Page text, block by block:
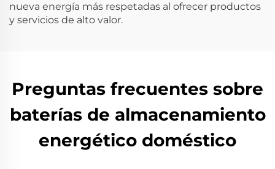
nueva energía más respetadas al ofrecer productos
y servicios de alto valor.
Preguntas frecuentes sobre
baterías de almacenamiento
energético doméstico